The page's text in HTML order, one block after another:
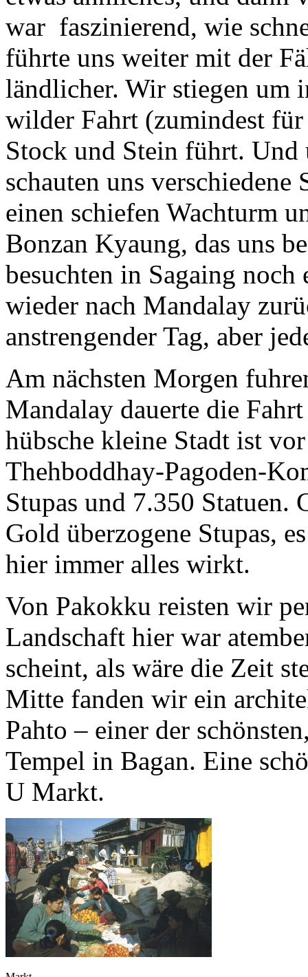
war faszinierend, wie
führte uns weiter mit der
ländlicher. Wir stiegen um
wilder Fahrt (zumindest
Stock und Stein führt.
schauten uns verschiedene
einen schiefen Wachturm
Bonzan Kyaung, das uns
besuchten in Sagaing
wieder nach Mandalay
anstrengender Tag, aber
Am nächsten Morgen
Mandalay dauerte die
hübsche kleine Stadt ist
Thehboddhay-Pagoden-
Stupas und 7.350 Statuen.
Gold überzogene Stupas,
hier immer alles wirkt.
Von Pakokku reisten wir
Landschaft hier war
scheint, als wäre die Zeit
Mitte fanden wir ein
Pahto – einer der
Tempel in Bagan. Eine
U Markt.